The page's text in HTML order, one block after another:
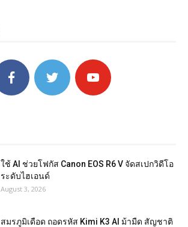
ใช้ AI ช่วยโฟกัส Canon EOS R6 V จัดสเปกวิดีโอ
ระดับไฮเอนด์
August 3, 2026
สมรภูมิเดือด ถอดรหัส Kimi K3 AI ม้ามืด สัญชาติ